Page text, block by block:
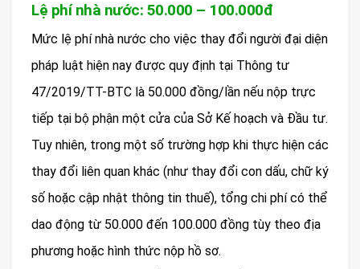
Lệ phí nhà nước: 50.000 – 100.000đ
Mức lệ phí nhà nước cho việc thay đổi người đại diện
pháp luật hiện nay được quy định tại Thông tư
47/2019/TT-BTC là 50.000 đồng/lần nếu nộp trực
tiếp tại bộ phận một cửa của Sở Kế hoạch và Đầu tư.
Tuy nhiên, trong một số trường hợp khi thực hiện các
thay đổi liên quan khác (như thay đổi con dấu, chữ ký
số hoặc cập nhật thông tin thuế), tổng chi phí có thể
dao động từ 50.000 đến 100.000 đồng tùy theo địa
phương hoặc hình thức nộp hồ sơ.